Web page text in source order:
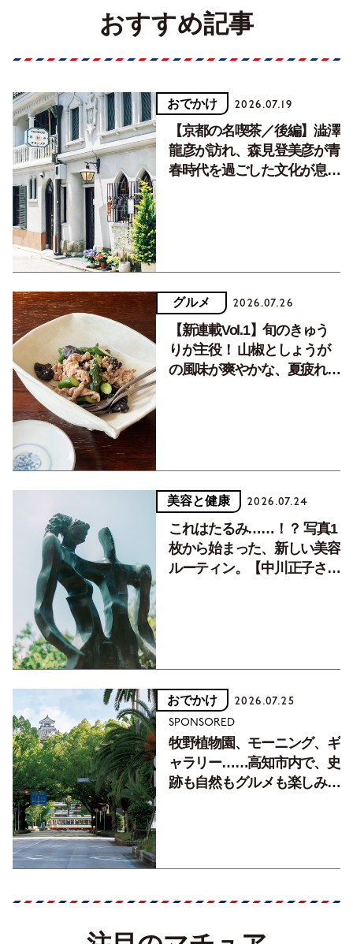
おすすめ記事
おでかけ 2026.07.19
【京都の名喫茶／後編】澁澤
龍彦が訪れ、森見登美彦が青
春時代を過ごした文化が息づ
グルメ 2026.07.26
【新連載Vol.1】旬のきゅう
りが主役！ 山椒としょうが
の風味が爽やかな、夏疲れを
美容と健康 2026.07.24
これはたるみ……！？ 写真1
枚から始まった、新しい美容
ルーティン。【中川正子さん
おでかけ 2026.07.25
SPONSORED
牧野植物園、モーニング、ギ
ャラリー……高知市内で、史
跡も自然もグルメも楽しみ尽